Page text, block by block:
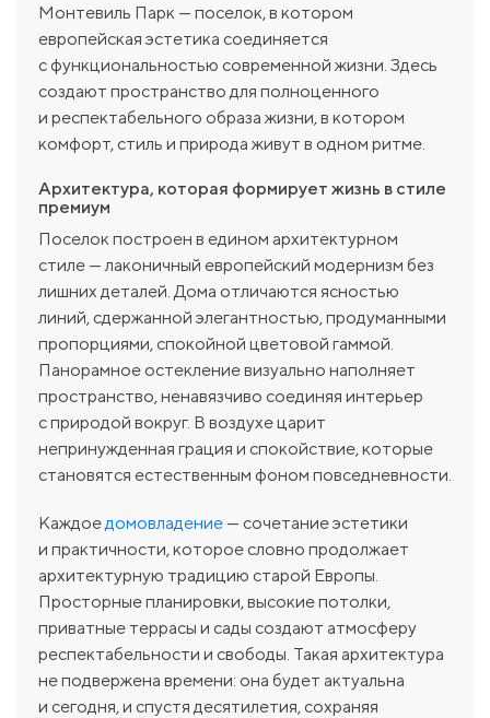
Монтевиль Парк — поселок, в котором
европейская эстетика соединяется
с функциональностью современной жизни. Здесь
создают пространство для полноценного
и респектабельного образа жизни, в котором
комфорт, стиль и природа живут в одном ритме.
Архитектура, которая формирует жизнь в стиле
премиум
Поселок построен в едином архитектурном
стиле — лаконичный европейский модернизм без
лишних деталей. Дома отличаются ясностью
линий, сдержанной элегантностью, продуманными
пропорциями, спокойной цветовой гаммой.
Панорамное остекление визуально наполняет
пространство, ненавязчиво соединяя интерьер
с природой вокруг. В воздухе царит
непринужденная грация и спокойствие, которые
становятся естественным фоном повседневности.
Каждоедомовладение — сочетание эстетики
и практичности, которое словно продолжает
архитектурную традицию старой Европы.
Просторные планировки, высокие потолки,
приватные террасы и сады создают атмосферу
респектабельности и свободы. Такая архитектура
не подвержена времени: она будет актуальна
и сегодня, и спустя десятилетия, сохраняя